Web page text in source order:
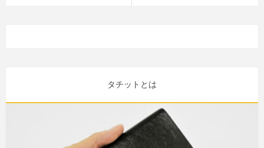
タチットとは